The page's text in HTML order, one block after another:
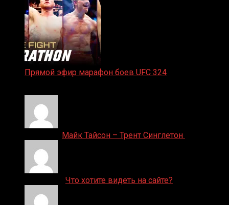
Прямой эфир марафон боев UFC 324
Майк Тайсон – Трент Синглетон
Что хотите видеть на сайте?